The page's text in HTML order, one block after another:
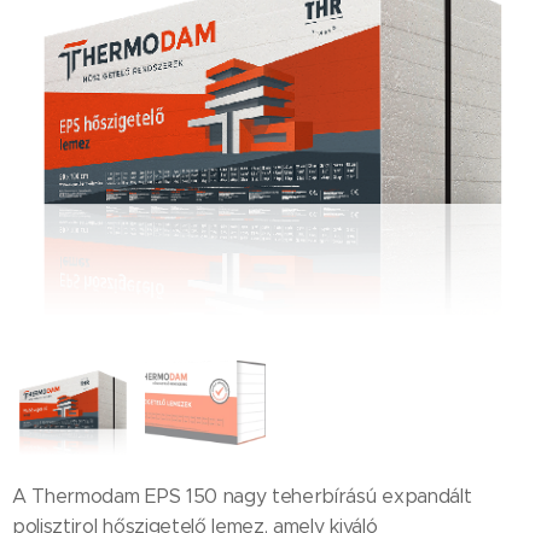
A Thermodam EPS 150 nagy teherbírású expandált
polisztirol hőszigetelő lemez, amely kiváló